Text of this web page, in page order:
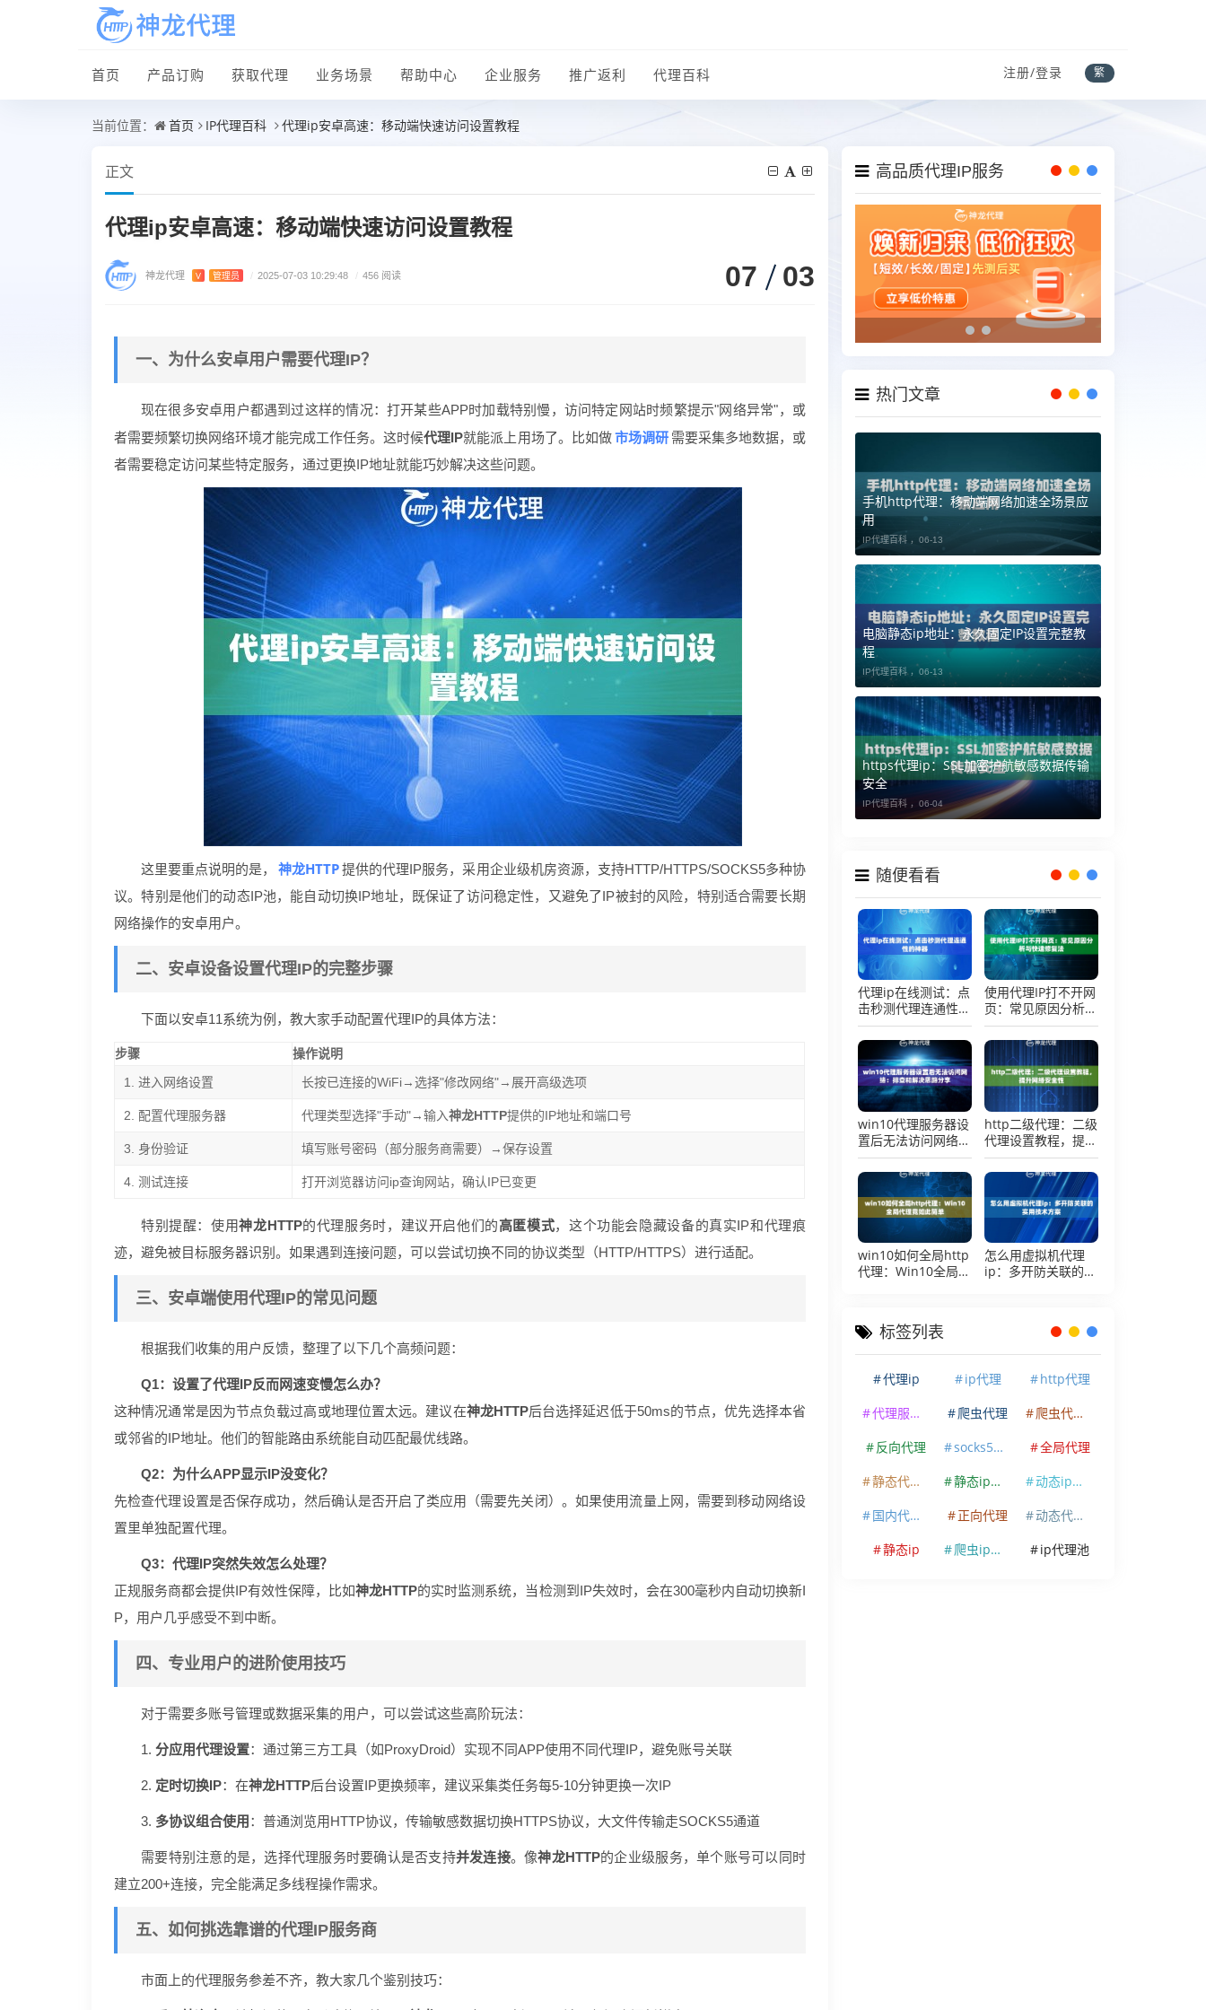
首页 产品订购 获取代理 业务场景 帮助中心 企业服务 推广返利 代理百科 注册/登录 繁
当前位置： 首页 IP代理百科 代理ip安卓高速：移动端快速访问设置教程
正文
代理ip安卓高速：移动端快速访问设置教程
神龙代理 V 管理员 / 2025-07-03 10:29:48 / 456 阅读 07 03
一、为什么安卓用户需要代理IP？
现在很多安卓用户都遇到过这样的情况：打开某些APP时加载特别慢，访问特定网站时频繁提示"网络异常"，或
者需要频繁切换网络环境才能完成工作任务。这时候代理IP就能派上用场了。比如做市场调研 需要采集多地数据，或
者需要稳定访问某些特定服务，通过更换IP地址就能巧妙解决这些问题。
这里要重点说明的是， 神龙HTTP提供的代理IP服务，采用企业级机房资源，支持HTTP/HTTPS/SOCKS5多种协
议。特别是他们的动态IP池，能自动切换IP地址，既保证了访问稳定性，又避免了IP被封的风险，特别适合需要长期
网络操作的安卓用户。
二、安卓设备设置代理IP的完整步骤
下面以安卓11系统为例，教大家手动配置代理IP的具体方法：
步骤
操作说明
1. 进入网络设置
长按已连接的WiFi→选择"修改网络"→展开高级选项
2. 配置代理服务器 代理类型选择"手动"→输入神龙HTTP提供的IP地址和端口号
3. 身份验证 填写账号密码（部分服务商需要）→保存设置
4. 测试连接 打开浏览器访问ip查询网站，确认IP已变更
特别提醒：使用神龙HTTP的代理服务时，建议开启他们的高匿模式，这个功能会隐藏设备的真实IP和代理痕
迹，避免被目标服务器识别。如果遇到连接问题，可以尝试切换不同的协议类型（HTTP/HTTPS）进行适配。
三、安卓端使用代理IP的常见问题
根据我们收集的用户反馈，整理了以下几个高频问题：
Q1：设置了代理IP反而网速变慢怎么办？
这种情况通常是因为节点负载过高或地理位置太远。建议在神龙HTTP后台选择延迟低于50ms的节点，优先选择本省
或邻省的IP地址。他们的智能路由系统能自动匹配最优线路。
Q2：为什么APP显示IP没变化？
先检查代理设置是否保存成功，然后确认是否开启了类应用（需要先关闭）。如果使用流量上网，需要到移动网络设
置里单独配置代理。
Q3：代理IP突然失效怎么处理？
正规服务商都会提供IP有效性保障，比如神龙HTTP的实时监测系统，当检测到IP失效时，会在300毫秒内自动切换新I
P，用户几乎感受不到中断。
四、专业用户的进阶使用技巧
对于需要多账号管理或数据采集的用户，可以尝试这些高阶玩法：
1. 分应用代理设置：通过第三方工具（如ProxyDroid）实现不同APP使用不同代理IP，避免账号关联
2. 定时切换IP：在神龙HTTP后台设置IP更换频率，建议采集类任务每5-10分钟更换一次IP
3. 多协议组合使用 ：普通浏览用HTTP协议，传输敏感数据切换HTTPS协议，大文件传输走SOCKS5通道
需要特别注意的是，选择代理服务时要确认是否支持并发连接。像神龙HTTP的企业级服务，单个账号可以同时
建立200+连接，完全能满足多线程操作需求。
五、如何挑选靠谱的代理IP服务商
市面上的代理服务参差不齐，教大家几个鉴别技巧：
高品质代理IP服务
热门文章
手机http代理：移动端网络加速全场景应
用
IP代理百科 ， 06-13
电脑静态ip地址：永久固定IP设置完整教
程
IP代理百科 ， 06-13
https代理ip：SSL加密护航敏感数据传输
安全
IP代理百科 ， 06-04
随便看看
代理ip在线测试：点
击秒测代理连通性的
神器
使用代理IP打不开网
页：常见原因分析与
快速修复法
win10代理服务器设
置后无法访问网络：
排查和解决思路分享
http二级代理：二级
代理设置教程，提升
网络安全性
win10如何全局http
代理：Win10全局代
怎么用虚拟机代理
ip：多开防关联的实
标签列表
代理ip ip代理
http代理
代理服务器
爬虫代理
爬虫代理ip
反向代理
socks5代理
全局代理
静态代理ip
静态ip代理
动态ip代理
国内代理ip
正向代理
动态代理ip
静态ip
爬虫ip代理 ip代理池